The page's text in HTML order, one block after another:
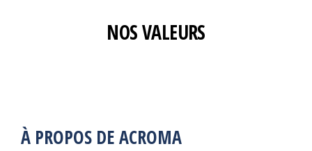
NOS VALEURS
À PROPOS DE ACROMA